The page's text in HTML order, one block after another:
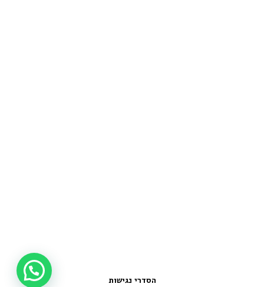
הסדרי נגישות